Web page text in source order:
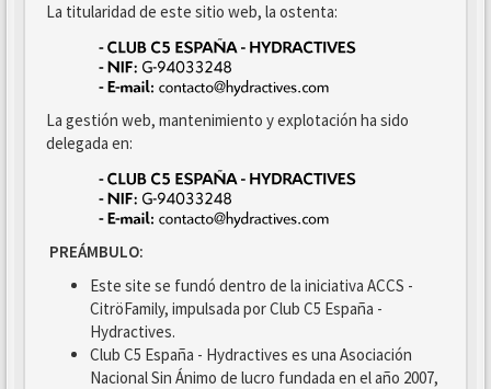
La titularidad de este sitio web, la ostenta:
La gestión web, mantenimiento y explotación ha sido
delegada en:
PREÁMBULO:
Este site se fundó dentro de la iniciativa ACCS -
CitröFamily, impulsada por Club C5 España -
Hydractives.
Club C5 España - Hydractives es una Asociación
Nacional Sin Ánimo de lucro fundada en el año 2007,